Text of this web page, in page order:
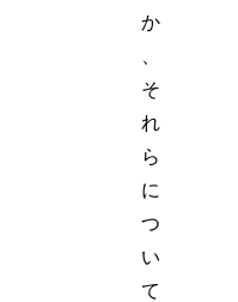
か
そ
れ
ら
に
つ
い
て